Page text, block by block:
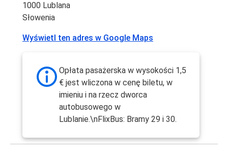
1000 Lublana
Słowenia
Wyświetl ten adres w Google Maps
Opłata pasażerska w wysokości 1,5
€ jest wliczona w cenę biletu, w
imieniu i na rzecz dworca
autobusowego w
Lublanie.\nFlixBus: Bramy 29 i 30.